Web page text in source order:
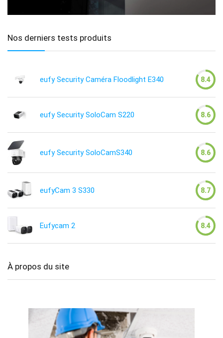
Nos derniers tests produits
eufy Security Caméra Floodlight E340 8.4
eufy Security SoloCam S220 8.6
eufy Security SoloCamS340 8.6
eufyCam 3 S330 8.7
Eufycam 2 8.4
À propos du site